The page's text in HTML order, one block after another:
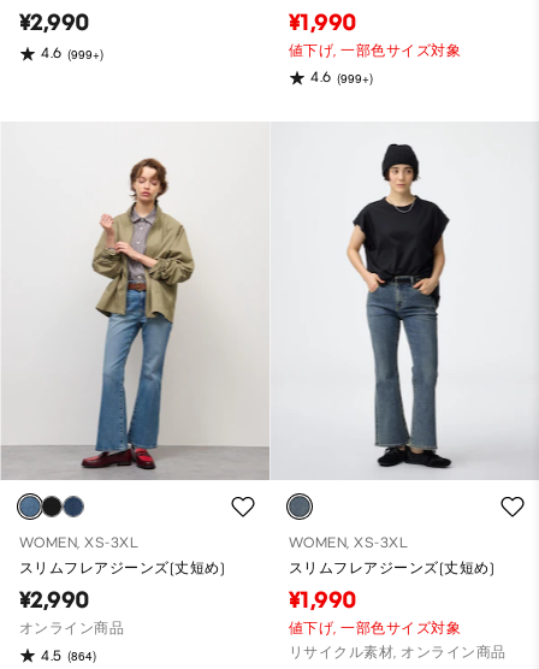
¥2,990
4.6 (999+)
¥1,990
値下げ,一部色サイズ対象
4.6 (999+)
WOMEN, XS-3XL
スリムフレアジーンズ(丈短め)
¥2,990
オンライン商品
4.5 (864)
WOMEN, XS-3XL
スリムフレアジーンズ(丈短め)
¥1,990
値下げ,一部色サイズ対象
リサイクル素材, オンライン商品